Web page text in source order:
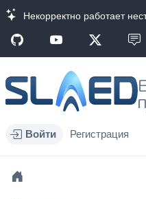
Некорректно работает
Войти Регистрация